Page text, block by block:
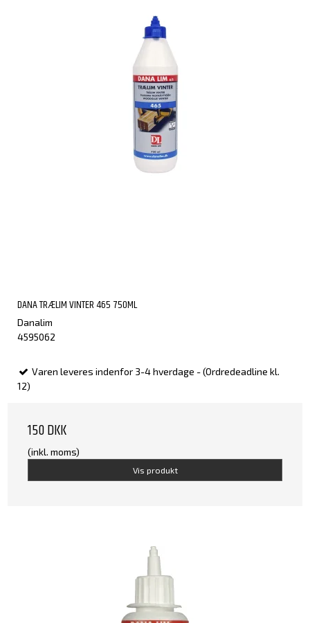
DANA TRÆLIM VINTER 465 750ML
Danalim
4595062
Varen leveres indenfor 3-4 hverdage - (Ordredeadline kl.
12)
150 DKK
(inkl. moms)
Vis produkt